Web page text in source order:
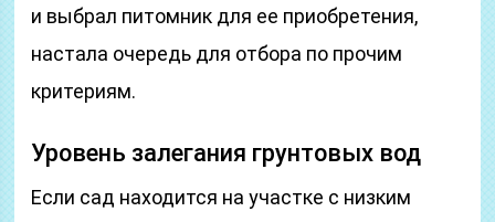
и выбрал питомник для ее приобретения,
настала очередь для отбора по прочим
критериям.
Уровень залегания грунтовых вод
Если сад находится на участке с низким